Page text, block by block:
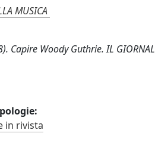
MUSICA
Capire Woody Guthrie. IL
in rivista